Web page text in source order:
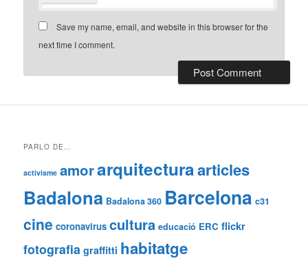
Save my name, email, and website in this browser for the
next time I comment.
PARLO DE…
activisme amorarquitecturaarticles
Badalona Badalona 360 Barcelona c31
cine coronavirus cultura educació ERC flickr
fotografia graffitti habitatge